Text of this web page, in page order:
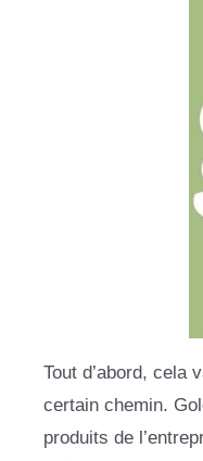
Tout d’abord, cela
certain chemin.
produits de